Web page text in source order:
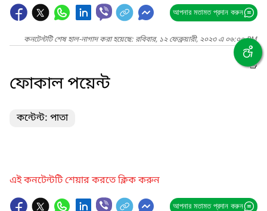
আপনার মতামত প্রদান করুন
কনটেন্টটি শেষ হাল-নাগাদ করা হয়েছে: রবিবার, ১২ ফেব্রুয়ারী, ২০২৩ এ ০৬:০০ PM
ফোকাল পয়েন্ট
কন্টেন্ট: পাতা
এই কনটেন্টটি শেয়ার করতে ক্লিক করুন
আপনার মতামত প্রদান করুন